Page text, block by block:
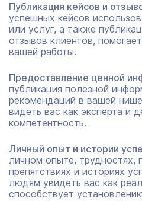
Публикация кейсов и
успешных кейсов
или услуг, а также
отзывов клиентов,
вашей работы.
Предоставление ценной
публикация полезной
рекомендаций в вашей
видеть вас как эксперта и
компетентность.
Личный опыт и истории
личном опыте, трудностях,
препятствиях и историях
людям увидеть вас как
способствует